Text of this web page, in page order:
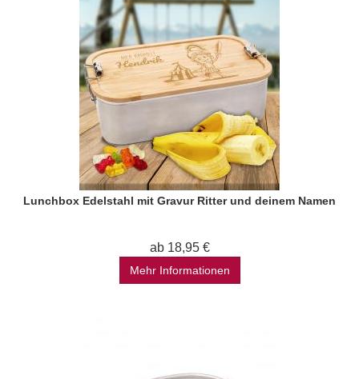
Lunchbox Edelstahl mit Gravur Ritter und deinem Namen
ab 18,95 €
Mehr Informationen